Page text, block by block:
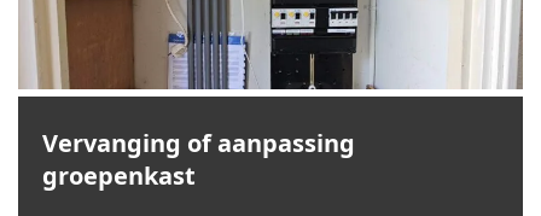
Vervanging of aanpassing
groepenkast